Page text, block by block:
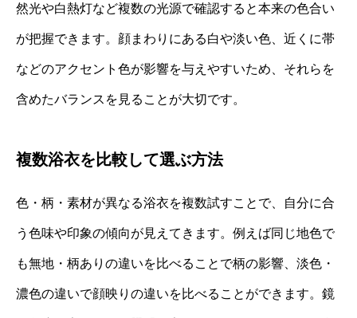
然光や白熱灯など複数の光源で確認すると本来の色合い
が把握できます。顔まわりにある白や淡い色、近くに帯
などのアクセント色が影響を与えやすいため、それらを
含めたバランスを見ることが大切です。
複数浴衣を比較して選ぶ方法
色・柄・素材が異なる浴衣を複数試すことで、自分に合
う色味や印象の傾向が見えてきます。例えば同じ地色で
も無地・柄ありの違いを比べることで柄の影響、淡色・
濃色の違いで顔映りの違いを比べることができます。鏡